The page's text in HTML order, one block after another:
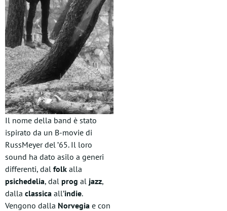
Il nome della band è stato
ispirato da un B-movie di
RussMeyer del ’65. Il loro
sound ha dato asilo a generi
differenti, dal folk alla
psichedelia, dal prog al jazz,
dalla classica all’indie.
Vengono dalla Norvegia e con